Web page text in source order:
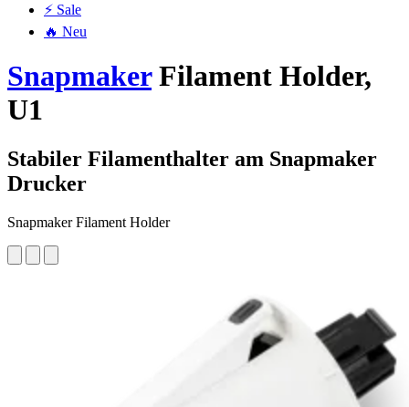
⚡ Sale
🔥 Neu
SnapmakerFilament Holder,
U1
Stabiler Filamenthalter am Snapmaker
Drucker
Snapmaker Filament Holder